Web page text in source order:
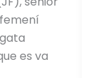
es va